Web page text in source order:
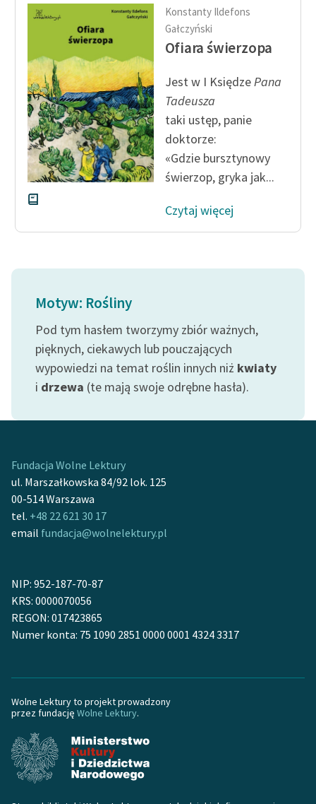
Regulamin biblioteki
Dane fundacji i
sprawozdania finansowe
Regulamin darowizn
Informacja o treściach
wrażliwych
Deklaracja dostępności
Konstanty Ildefons
Gałczyński
Ofiara świerzopa
Jest w I KsiędzePana
Tadeusza
taki ustęp, panie
doktorze:
«Gdzie bursztynowy
świerzop, gryka jak...
Czytaj więcej
Motyw: Rośliny
Pod tym hasłem tworzymy zbiór ważnych,
pięknych, ciekawych lub pouczających
wypowiedzi na temat roślin innych niż kwiaty
i drzewa (te mają swoje odrębne hasła).
Fundacja Wolne Lektury
ul. Marszałkowska 84/92 lok. 125
00-514 Warszawa
tel. +48 22 621 30 17
email fundacja@wolnelektury.pl
NIP: 952-187-70-87
KRS: 0000070056
REGON: 017423865
Numer konta: 75 1090 2851 0000 0001 4324 3317
Wolne Lektury to projekt prowadzony
przez fundację Wolne Lektury.